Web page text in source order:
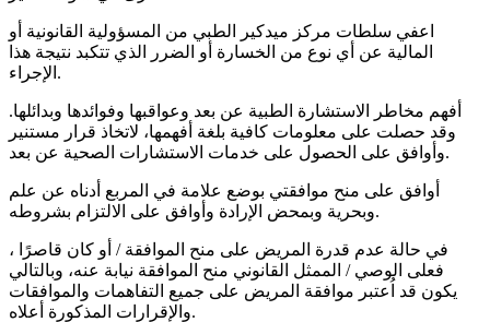
اعفي سلطات مركز ميدكير الطبي من المسؤولية القانونية أو
المالية عن أي نوع من الخسارة أو الضرر الذي تتكبد نتيجة هذا
الإجراء.
أفهم مخاطر الاستشارة الطبية عن بعد وعواقبها وفوائدها وبدائلها.
وقد حصلت على معلومات كافية بلغة أفهمها، لاتخاذ قرار مستنير
وأوافق على الحصول على خدمات الاستشارات الصحية عن بعد.
أوافق على منح موافقتي بوضع علامة في المربع أدناه عن علم
وبحرية وبمحض الإرادة وأوافق على الالتزام بشروطه.
في حالة عدم قدرة المريض على منح الموافقة / أو كان قاصرًا ،
فعلى الوصي / الممثل القانوني منح الموافقة نيابة عنه، وبالتالي
يكون قد اُعتبر موافقة المريض على جميع التفاهمات والموافقات
والإقرارات المذكورة أعلاه.